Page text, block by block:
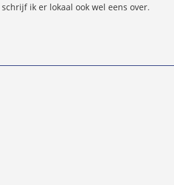
schrijf ik er lokaal ook wel eens over.